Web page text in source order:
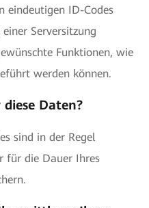
eindeutigen ID-Codes
Serversitzung
Funktionen, wie
werden können.
Daten?
sind in der Regel
für die Dauer Ihres